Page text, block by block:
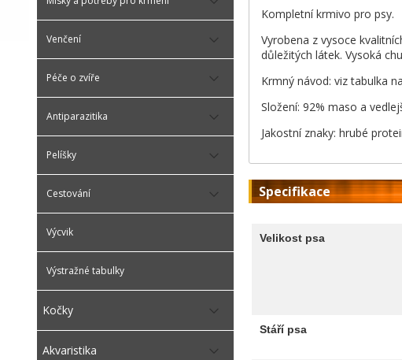
Venčení
Péče o zvíře
Antiparazitika
Pelíšky
Cestování
Výcvik
Výstražné tabulky
Kočky
Akvaristika
Kompletní krmivo pro psy.
Vyrobena z vysoce
důležitých látek. Vysoká
Krmný návod: viz tabulka
Složení: 92% maso a
Jakostní znaky: hrubé
Specifikace
Velikost psa
Stáří psa